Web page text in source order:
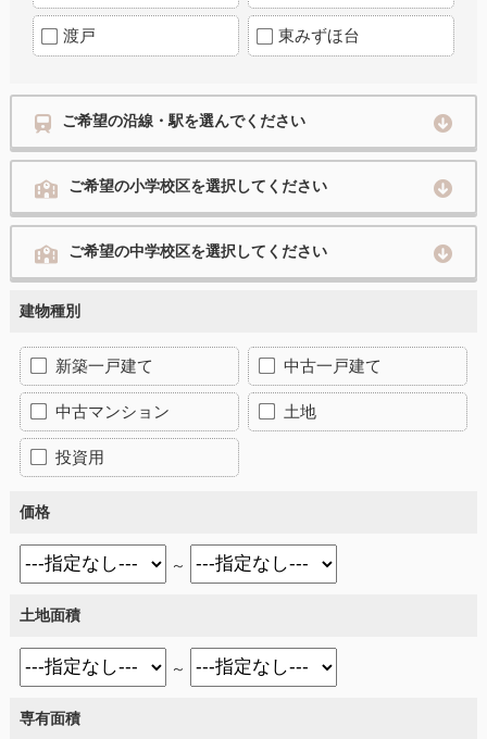
渡戸 東みずほ台
ご希望の沿線・駅を選んでください
ご希望の小学校区を選択してください
ご希望の中学校区を選択してください
建物種別
新築一戸建て 中古一戸建て
中古マンション 土地
投資用
価格
～
土地面積
～
専有面積